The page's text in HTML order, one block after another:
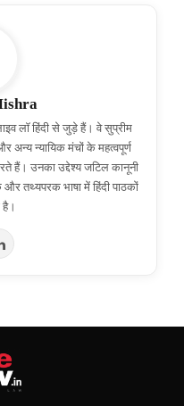
लॉ हिंदी से जुड़े हैं। वे सुप्रीम
अन्य न्यायिक मंचों के महत्वपूर्ण
हैं। उनका उद्देश्य जटिल कानूनी
तथ्यपरक भाषा में हिंदी पाठकों